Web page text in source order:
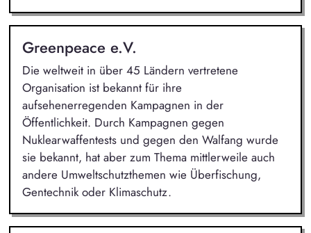
Greenpeace e.V.
Die weltweit in über 45 Ländern vertretene
Organisation ist bekannt für ihre
aufsehenerregenden Kampagnen in der
Öffentlichkeit. Durch Kampagnen gegen
Nuklearwaffentests und gegen den Walfang wurde
sie bekannt, hat aber zum Thema mittlerweile auch
andere Umweltschutzthemen wie Überfischung,
Gentechnik oder Klimaschutz.